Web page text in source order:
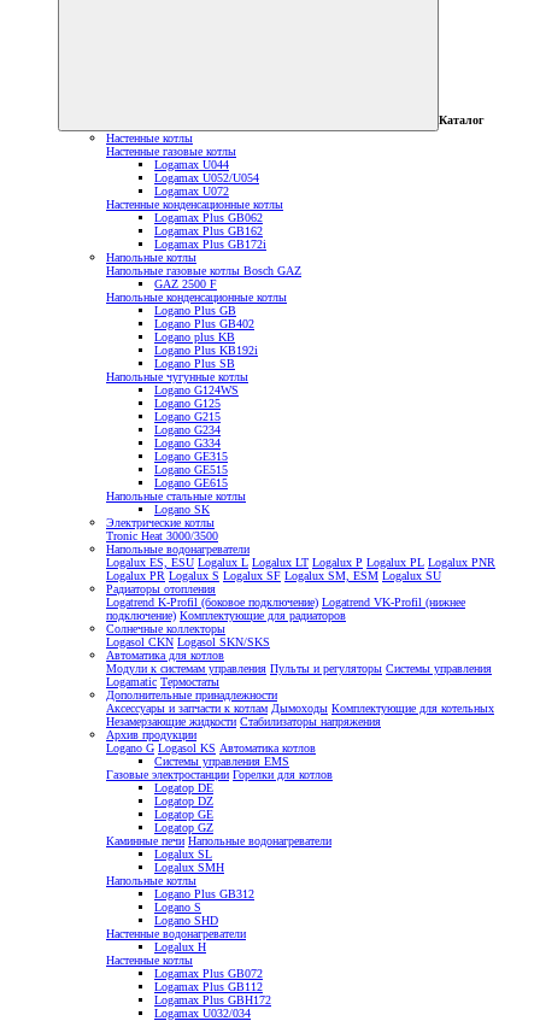
Каталог
Настенные котлы
Настенные газовые котлы
Logamax U044
Logamax U052/U054
Logamax U072
Настенные конденсационные котлы
Logamax Plus GB062
Logamax Plus GB162
Logamax Plus GB172i
Напольные котлы
Напольные газовые котлы Bosch GAZ
GAZ 2500 F
Напольные конденсационные котлы
Logano Plus GB
Logano Plus GB402
Logano plus KB
Logano Plus KB192i
Logano Plus SB
Напольные чугунные котлы
Logano G124WS
Logano G125
Logano G215
Logano G234
Logano G334
Logano GE315
Logano GE515
Logano GE615
Напольные стальные котлы
Logano SK
Электрические котлы
Tronic Heat 3000/3500
Напольные водонагреватели
Logalux ES, ESU Logalux L Logalux LT Logalux P Logalux PL Logalux PNR
Logalux PR Logalux S Logalux SF Logalux SM, ESM Logalux SU
Радиаторы отопления
Logatrend K-Profil (боковое подключение) Logatrend VK-Profil (нижнее
подключение) Комплектующие для радиаторов
Солнечные коллекторы
Logasol CKN Logasol SKN/SKS
Автоматика для котлов
Модули к системам управления Пульты и регуляторы Системы управления
Logamatic Термостаты
Дополнительные принадлежности
Аксессуары и запчасти к котлам Дымоходы Комплектующие для котельных
Незамерзающие жидкости Стабилизаторы напряжения
Архив продукции
Logano G Logasol KS Автоматика котлов
Системы управления EMS
Газовые электростанции Горелки для котлов
Logatop DE
Logatop DZ
Logatop GE
Logatop GZ
Каминные печи Напольные водонагреватели
Logalux SL
Logalux SMH
Напольные котлы
Logano Plus GB312
Logano S
Logano SHD
Настенные водонагреватели
Logalux H
Настенные котлы
Logamax Plus GB072
Logamax Plus GB112
Logamax Plus GBH172
Logamax U032/034